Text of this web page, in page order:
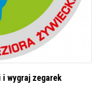
i wygraj zegarek